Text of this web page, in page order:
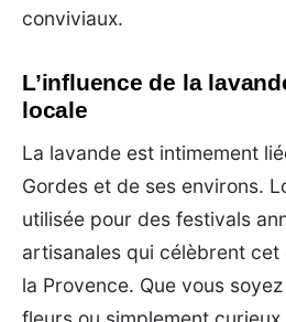
conviviaux.
L’influence de la
locale
La lavande est intimement
Gordes et de ses environs.
utilisée pour des festivals
artisanales qui célèbrent
la Provence. Que vous